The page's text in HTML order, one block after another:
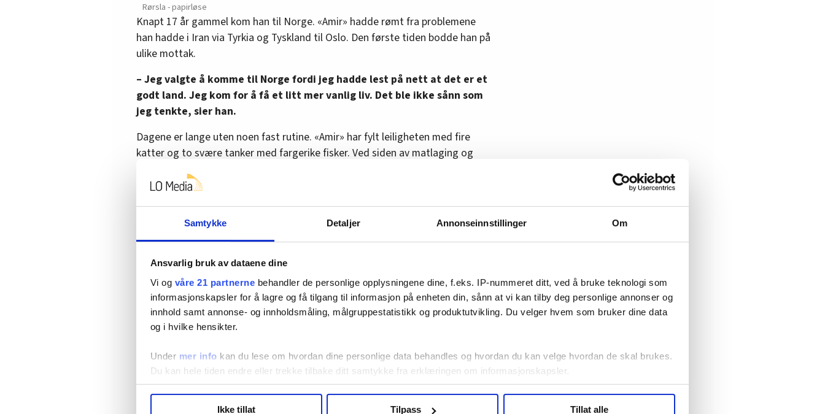
Samtykke Detaljer Annonseinnstillinger Om
Ansvarlig bruk av dataene dine
Vi og våre 21 partnerne behandler de personlige opplysningene dine, f.eks. IP-nummeret ditt, ved å bruke teknologi som
informasjonskapsler for å lagre og få tilgang til informasjon på enheten din, sånn at vi kan tilby deg personlige annonser og
innhold samt annonse- og innholdsmåling, målgruppestatistikk og produktutvikling. Du velger hvem som bruker dine data
og i hvilke hensikter.
Under mer info kan du lese om hvordan dine personlige data behandles og hvordan du kan velge hvordan de skal brukes.
Du kan hele tiden endre eller trekke tilbake ditt samtykke fra erklæringen om informasjonskapsler.
Ikke tillat Tilpass Tillat alle
Rørsla - papirløse
Knapt 17 år gammel kom han til Norge. «Amir» hadde rømt fra problemene
han hadde i Iran via Tyrkia og Tyskland til Oslo. Den første tiden bodde han på
ulike mottak.
­– Jeg valgte å komme til Norge fordi jeg hadde lest på nett at det er et
godt land. Jeg kom for å få et litt mer vanlig liv. Det ble ikke sånn som
jeg tenkte, sier han.
Dagene er lange uten noen fast rutine. «Amir» har fylt leiligheten med fire
katter og to svære tanker med fargerike fisker. Ved siden av matlaging og
– Når du ikke har jobb og ikke gjør noe hjemme, så er du aleine. Det er da
tankene kommer, angst og stress. Kattene og fiskene holder meg opptatt de
dagene det har vært ille og vanskelig for meg, sier «Amir».